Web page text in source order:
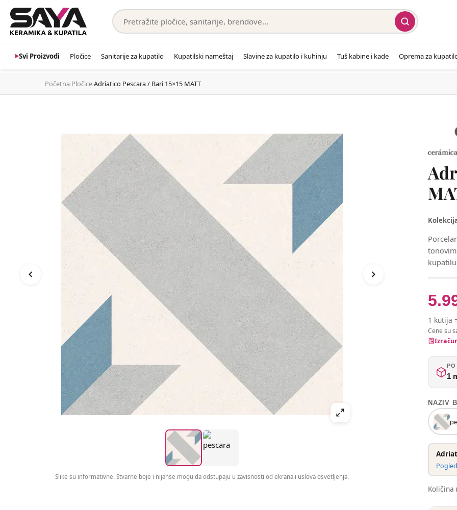
Svi Proizvodi Pločice Sanitarije za kupatilo Kupatilski nameštaj Slavine za kupatilo i kuhinju Tuš kabine i kade Oprema za
Početna›Pločice›Adriatico Pescara / Bari 15×15 MATT
Slike su informativne. Stvarne boje i nijanse mogu da odstupaju u zavisnosti od ekrana i uslova osvetljenja.
1 kutija
Cene su
PO
1
NAZIV
Količina